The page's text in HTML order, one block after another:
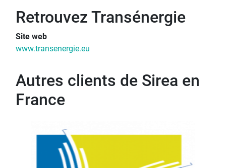
Retrouvez Transénergie
Site web
www.transenergie.eu
Autres clients de Sirea en
France